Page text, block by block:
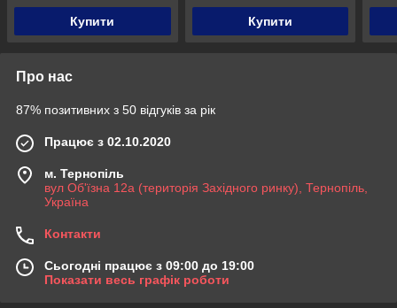
Купити Купити
Про нас
87% позитивних з 50 відгуків за рік
Працює з 02.10.2020
м. Тернопіль
вул Об'їзна 12а (територія Західного ринку), Тернопіль,
Україна
Контакти
Сьогодні працює з 09:00 до 19:00
Показати весь графік роботи